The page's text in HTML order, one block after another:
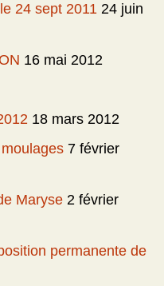
24 sept 2011 24 juin
16 mai 2012
18 mars 2012
7 février
Maryse 2 février
permanente de